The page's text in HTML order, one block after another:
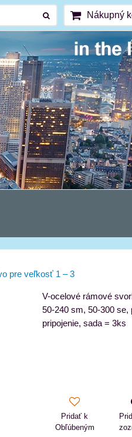
Nákupný
pre veľkosť 1 – 3
V-ocelové rámové
50-240 sm, 50-300 se,
pripojenie, sada = 3ks
Pridať k
Obľúbeným